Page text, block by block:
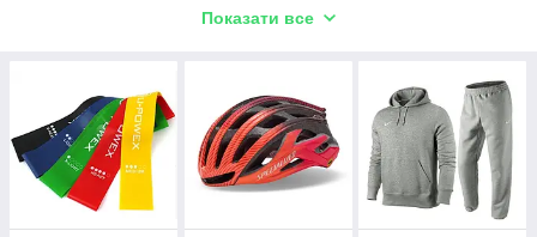
можна поділити на групи: спортивний одяг та взуття,
споруд для обслуговування змагань.
Показати все